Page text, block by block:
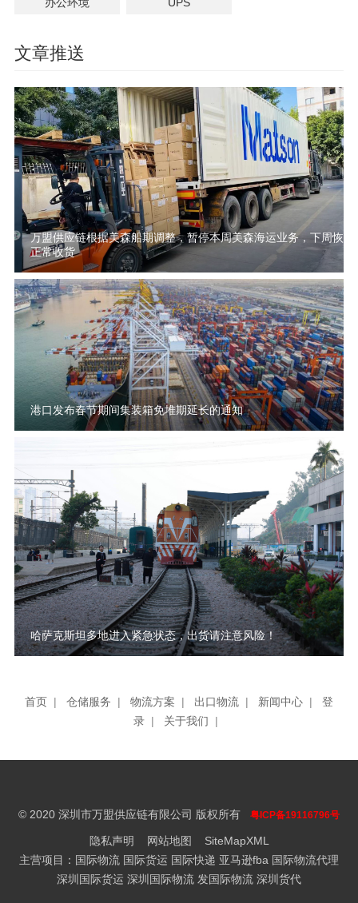
文章推送
万盟供应链根据美森船期调整，暂停本周美森海运业务，下周恢复
正常收货
港口发布春节期间集装箱免堆期延长的通知
哈萨克斯坦多地进入紧急状态，出货请注意风险！
首页 | 仓储服务 | 物流方案 | 出口物流 | 新闻中心 |
登
录 | 关于我们 |
© 2020 深圳市万盟供应链有限公司 版权所有 粤ICP备19116796号
隐私声明 网站地图
SiteMapXML
主营项目：国际物流 国际货运 国际快递 亚马逊fba 国际物流代理
深圳国际货运 深圳国际物流 发国际物流 深圳货代